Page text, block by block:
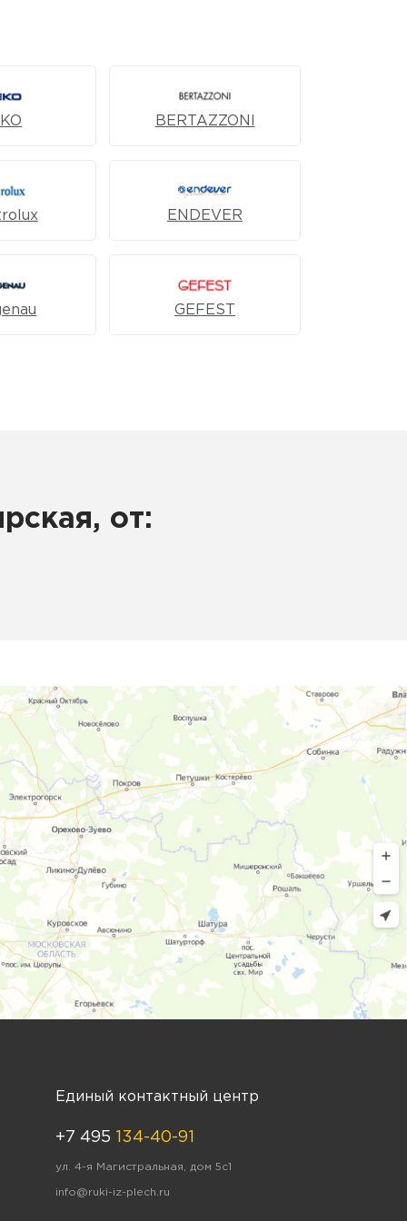
BERTAZZONI
ENDEVER
GEFEST
от:
Единый контактный центр
+7 495 134-40-91
ул. 4-я Магистральная, дом 5с1
info@ruki-iz-plech.ru